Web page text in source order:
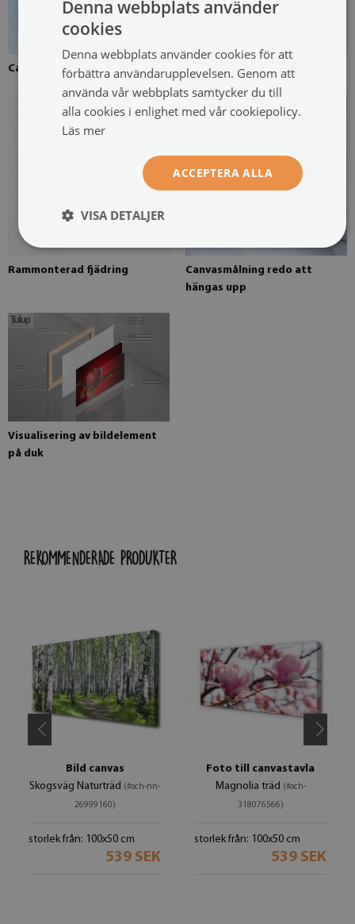
Canvas uppspänd över en ram Fururam för canvasmålning
Rammonterad fjädring
Canvasmålning redo att
hängas upp
Visualisering av bildelement
på duk
REKOMMENDERADE PRODUKTER
Bild canvas
Skogsväg Naturträd (#och-nn-
26999160)
storlek från: 100x50 cm
539 SEK
Foto till canvastavla
Magnolia träd (#och-
318076566)
storlek från: 100x50 cm
539 SEK
Denna webbplats använder
cookies
Denna webbplats använder cookies för att
förbättra användarupplevelsen. Genom att
använda vår webbplats samtycker du till
alla cookies i enlighet med vår cookiepolicy.
Läs mer
ACCEPTERA ALLA
VISA DETALJER